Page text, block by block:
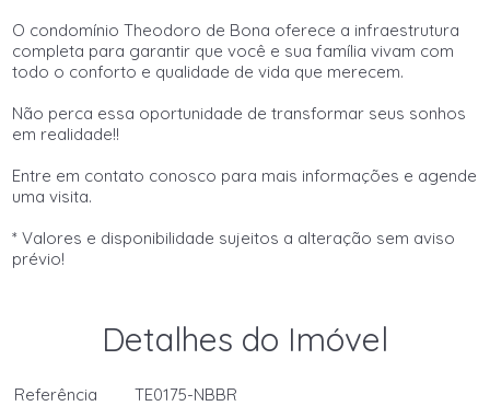
O condomínio Theodoro de Bona oferece a infraestrutura
completa para garantir que você e sua família vivam com
todo o conforto e qualidade de vida que merecem.
Não perca essa oportunidade de transformar seus sonhos
em realidade!!
Entre em contato conosco para mais informações e agende
uma visita.
* Valores e disponibilidade sujeitos a alteração sem aviso
prévio!
Detalhes do Imóvel
Referência
TE0175-NBBR